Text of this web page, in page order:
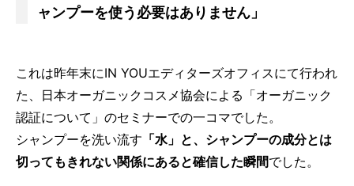
ャンプーを使う必要はありません」
これは昨年末にIN YOUエディターズオフィスにて行われ
た、日本オーガニックコスメ協会による「オーガニック
認証について」のセミナーでの一コマでした。
シャンプーを洗い流す 「水」と、シャンプーの成分とは
切ってもきれない関係にあると確信した瞬間でした。